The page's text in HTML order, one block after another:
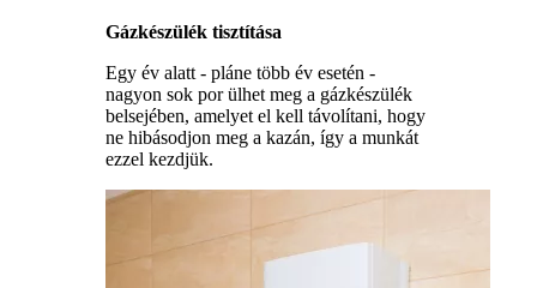
Gázkészülék tisztítása
Egy év alatt - pláne több év esetén -
nagyon sok por ülhet meg a gázkészülék
belsejében, amelyet el kell távolítani, hogy
ne hibásodjon meg a kazán, így a munkát
ezzel kezdjük.